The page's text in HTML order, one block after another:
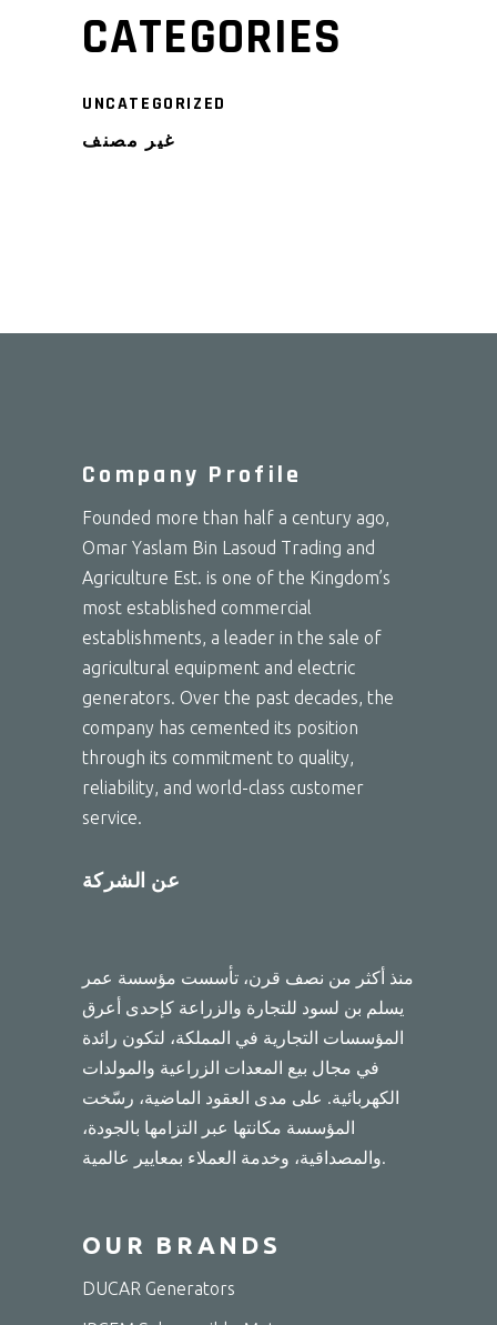
CATEGORIES
UNCATEGORIZED
غير مصنف
Company Profile
Founded more than half a century ago,
Omar Yaslam Bin Lasoud Trading and
Agriculture Est. is one of the Kingdom’s
most established commercial
establishments, a leader in the sale of
agricultural equipment and electric
generators. Over the past decades, the
company has cemented its position
through its commitment to quality,
reliability, and world-class customer
service.
عن الشركة
منذ أكثر من نصف قرن، تأسست مؤسسة عمر
يسلم بن لسود للتجارة والزراعة كإحدى أعرق
المؤسسات التجارية في المملكة، لتكون رائدة
في مجال بيع المعدات الزراعية والمولدات
الكهربائية. على مدى العقود الماضية، رسّخت
المؤسسة مكانتها عبر التزامها بالجودة،
والمصداقية، وخدمة العملاء بمعايير عالمية.
OUR BRANDS
DUCAR Generators